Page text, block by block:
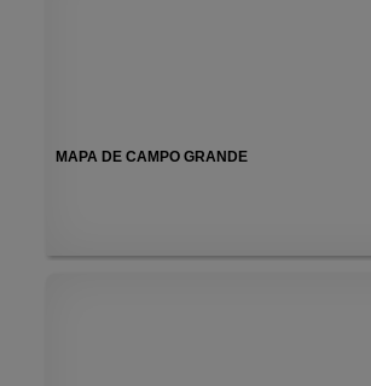
MAPA DE CAMPO GRANDE